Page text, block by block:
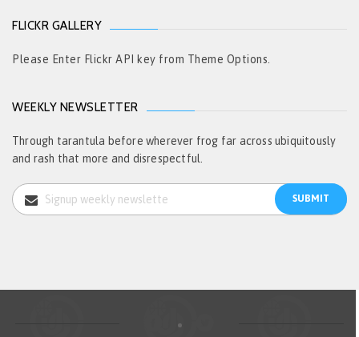
FLICKR GALLERY
Please Enter Flickr API key from Theme Options.
WEEKLY NEWSLETTER
Through tarantula before wherever frog far across ubiquitously
and rash that more and disrespectful.